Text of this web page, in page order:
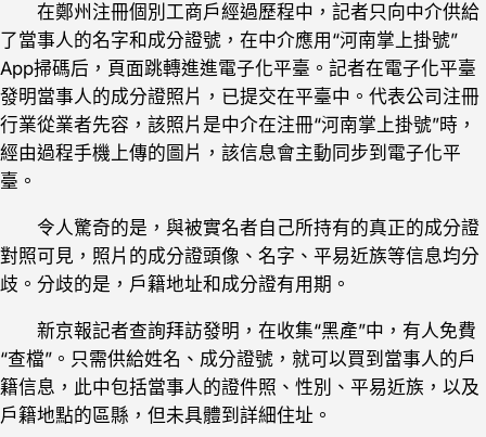
在鄭州注冊個別工商戶經過歷程中，記者只向中介供給
了當事人的名字和成分證號，在中介應用“河南掌上掛號”
App掃碼后，頁面跳轉進進電子化平臺。記者在電子化平臺
發明當事人的成分證照片，已提交在平臺中。代表公司注冊
行業從業者先容，該照片是中介在注冊“河南掌上掛號”時，
經由過程手機上傳的圖片，該信息會主動同步到電子化平
臺。
令人驚奇的是，與被實名者自己所持有的真正的成分證
對照可見，照片的成分證頭像、名字、平易近族等信息均分
歧。分歧的是，戶籍地址和成分證有用期。
新京報記者查詢拜訪發明，在收集“黑產”中，有人免費
“查檔”。只需供給姓名、成分證號，就可以買到當事人的戶
籍信息，此中包括當事人的證件照、性別、平易近族，以及
戶籍地點的區縣，但未具體到詳細住址。